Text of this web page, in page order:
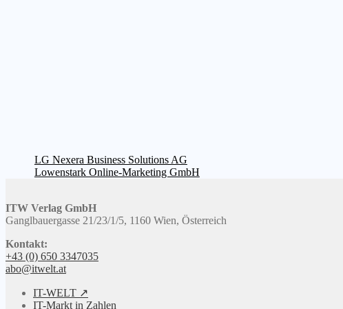
Beitragsnavigation
Vorheriger
Beitrag:
LG Nexera Business Solutions AG
Nächster
Lowenstark Online-Marketing GmbH
ITW Verlag GmbH
Ganglbauergasse 21/23/1/5, 1160 Wien, Österreich
Kontakt:
+43 (0) 650 3347035
abo@itwelt.at
IT-WELT ↗
IT-Markt in Zahlen